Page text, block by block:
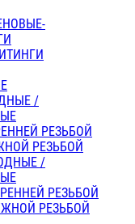
/
РЕЗЬБОЙ
РЕЗЬБОЙ
/
РЕЗЬБОЙ
РЕЗЬБОЙ